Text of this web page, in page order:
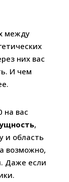
между
них вас
И чем
на вас
,
и область
возможно,
Даже если